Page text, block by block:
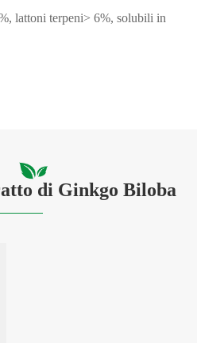
lattoni terpeni> 6%, solubili in
di Ginkgo Biloba